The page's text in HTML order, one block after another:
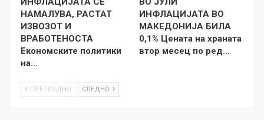
НАМАЛУВА, РАСТАТ
ИЗВОЗОТ И
ВРАБОТЕНОСТА
Економските политики
на…
ИНФЛАЦИЈАТА ВО
МАКЕДОНИЈА БИЛА
0,1% Цената на храната
втор месец по ред…
ПРЕТХОДНО СЛЕДНО